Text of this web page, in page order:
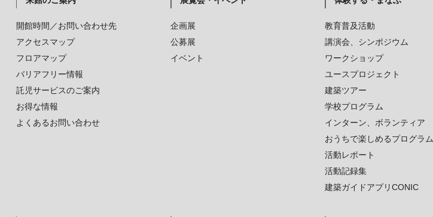
開館時間／お問い合わせ先
アクセスマップ
フロアマップ
バリアフリー情報
託児サービスのご案内
お得な情報
よくあるお問い合わせ
企画展
公募展
イベント
教育普及活動
講演会、シンポジウム
ワークショップ
ユースプロジェクト
建築ツアー
学校プログラム
インターン、ボランティア
おうちで楽しめるプログラム
活動レポート
活動記録集
建築ガイドアプリCONIC